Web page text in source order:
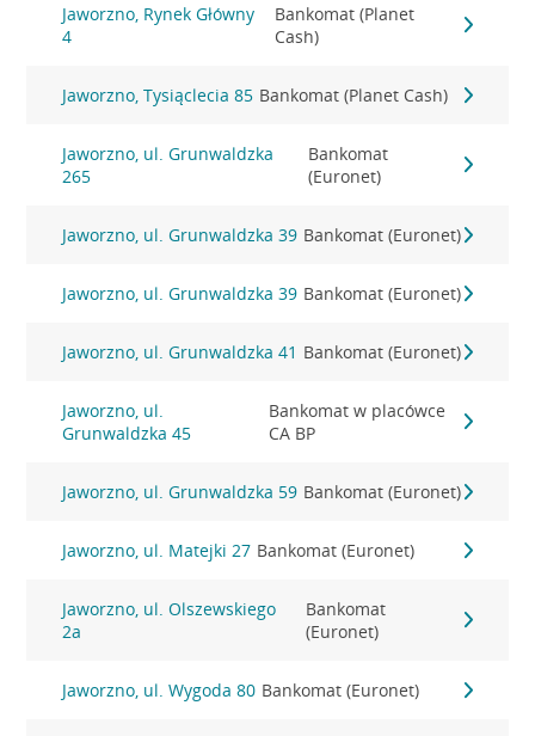
Jaworzno, Rynek Główny
4
Bankomat (Planet
Cash)
Jaworzno, Tysiąclecia 85 Bankomat (Planet Cash)
Jaworzno, ul. Grunwaldzka
265
Bankomat
(Euronet)
Jaworzno, ul. Grunwaldzka 39 Bankomat (Euronet)
Jaworzno, ul. Grunwaldzka 39 Bankomat (Euronet)
Jaworzno, ul. Grunwaldzka 41 Bankomat (Euronet)
Jaworzno, ul.
Grunwaldzka 45
Bankomat w placówce
CA BP
Jaworzno, ul. Grunwaldzka 59 Bankomat (Euronet)
Jaworzno, ul. Matejki 27 Bankomat (Euronet)
Jaworzno, ul. Olszewskiego
2a
Bankomat
(Euronet)
Jaworzno, ul. Wygoda 80 Bankomat (Euronet)